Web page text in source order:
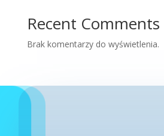
Recent Comments
Brak komentarzy do wyświetlenia.